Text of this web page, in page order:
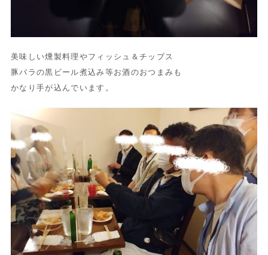
美味しい燻製料理やフィッシュ＆チップス
豚バラの黒ビール煮込み等お酒のおつまみも
かなり手が込んでいます。